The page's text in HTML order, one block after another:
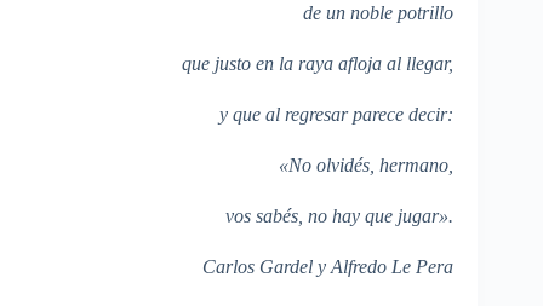
de un noble potrillo
que justo en la raya afloja al llegar,
y que al regresar parece decir:
«No olvidés, hermano,
vos sabés, no hay que jugar».
Carlos Gardel y Alfredo Le Pera